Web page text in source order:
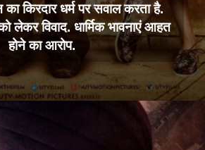
किरदार धर्म पर सवाल करता है.
लेकर विवाद. धार्मिक भावनाएं आहत
होने का आरोप.